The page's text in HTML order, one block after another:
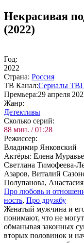
Некрасивая
(2022)
Год:
2022
Стра­на: Рос­сия
ТВ Ка­нал:Сериалы
Пре­мье­ра:29 апреля
Жанр:
Де­тек­ти­вы
Сколь­ко се­рий:
88 мин. / 01:28
Ре­жис­сер:
Владимир Янковский
Ак­тё­ры: Елена
Светлана Тимофеева-
Азаров, Виталий
Полупанова,
Про лю­бовь и
ность, Про друж­бу
Женатый мужчина и
понимают, что не
обманывая законных
вторых половинок и